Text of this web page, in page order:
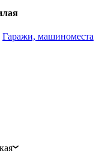
Гаражи, машиноместа